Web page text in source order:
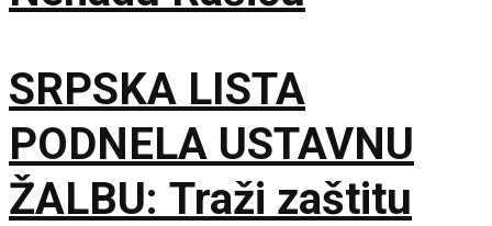
SRPSKA LISTA
PODNELA USTAVNU
ŽALBU: Traži zaštitu